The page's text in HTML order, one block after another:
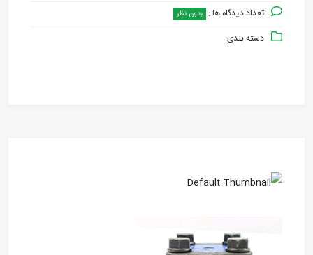
تعداد دیدگاه ها : بدون نظر
دسته بندی :